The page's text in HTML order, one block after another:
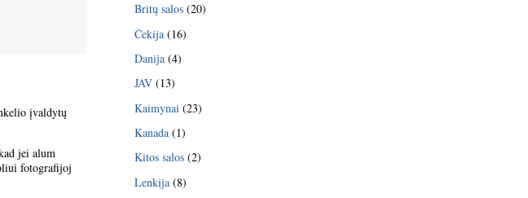
įvaldytų
jei alum
fotografijoj
Britų salos (20)
Čekija (16)
Danija (4)
JAV (13)
Kaimynai (23)
Kanada (1)
Kitos salos (2)
Lenkija (8)